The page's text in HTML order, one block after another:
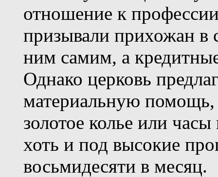
отношение к
призывали прихожан в
ним самим, а
Однако церковь
материальную помощь,
золотое колье или
хоть и под высокие
восьмидесяти в месяц.